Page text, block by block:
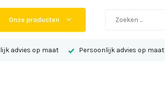
Onze producten
advies op maat Persoonlijk advies op maat